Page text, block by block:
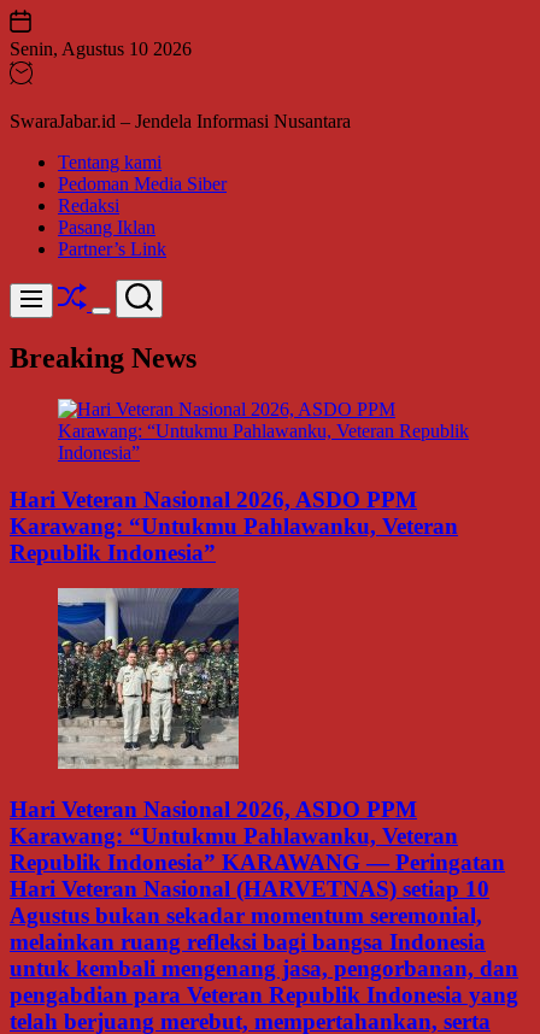
Skip
to
content
Senin, Agustus 10 2026
SwaraJabar.id – Jendela Informasi Nusantara
Tentang kami
Pedoman Media Siber
Redaksi
Pasang Iklan
Partner’s Link
Menu Shuffle
Switch
mode
Search
Breaking News
Hari Veteran Nasional 2026, ASDO PPM
Karawang: “Untukmu Pahlawanku, Veteran
Republik Indonesia”
Hari Veteran Nasional 2026, ASDO PPM
Karawang: “Untukmu Pahlawanku, Veteran
Republik Indonesia” KARAWANG — Peringatan
Hari Veteran Nasional (HARVETNAS) setiap 10
Agustus bukan sekadar momentum seremonial,
melainkan ruang refleksi bagi bangsa Indonesia
untuk kembali mengenang jasa, pengorbanan, dan
pengabdian para Veteran Republik Indonesia yang
telah berjuang merebut, mempertahankan, serta